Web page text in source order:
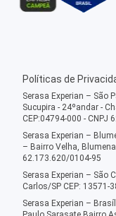
Políticas de
Serasa Experian – São
Sucupira - 24ºandar -
CEP:04794-000 - CNPJ
Serasa Experian –
– Bairro Velha,
62.173.620/0104-95
Serasa Experian – São
Carlos/SP CEP: 13571-
Serasa Experian –